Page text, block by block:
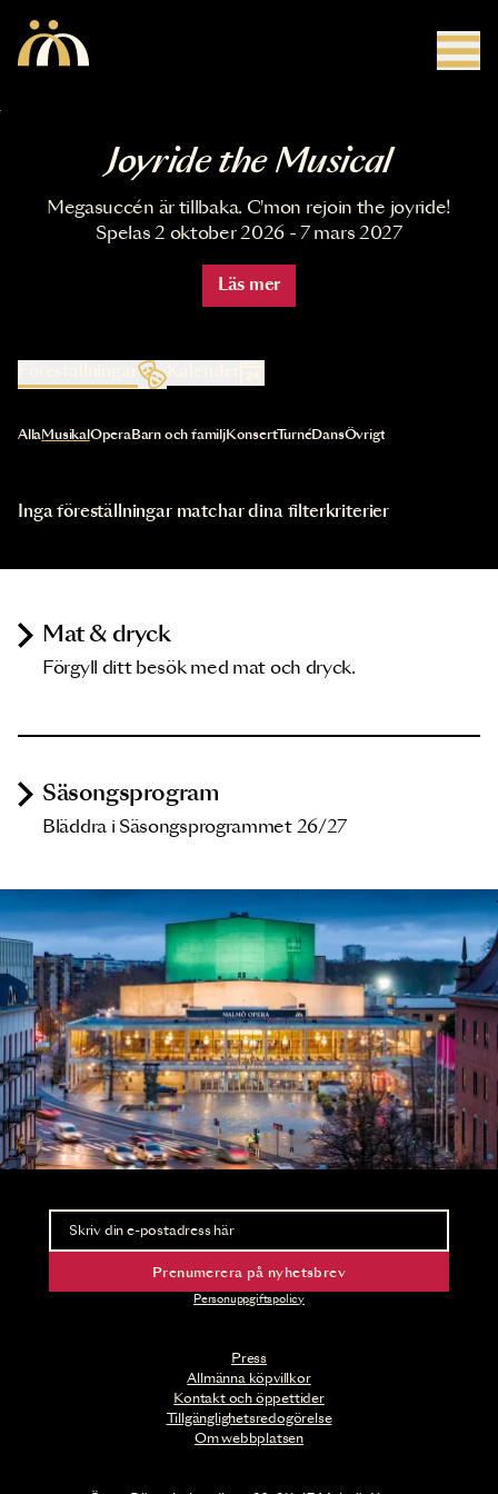
Joyride the Musical
Megasuccén är tillbaka. C'mon rejoin the joyride!
Spelas 2 oktober 2026 - 7 mars 2027
Läs mer
Kalender
Val av kategori uppdaterar innehållet automatiskt
AllaMusikal OperaBarn och familjKonsertTurnéDansÖvrigt
Inga föreställningar matchar dina filterkriterier
Mat & dryck
Förgyll ditt besök med mat och dryck.
Säsongsprogram
Bläddra i Säsongsprogrammet 26/27
Press
Allmänna köpvillkor
Kontakt och öppettider
Tillgänglighetsredogörelse
Om webbplatsen
Nyhetsbrev
Ta del av förhandsinformation och biljettsläpp.
Prenumerera på nyhetsbrev
Personuppgiftspolicy